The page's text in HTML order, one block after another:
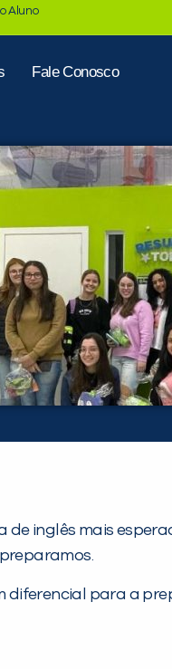
Aluno
Fale Conosco
inglês mais
diferencial para a